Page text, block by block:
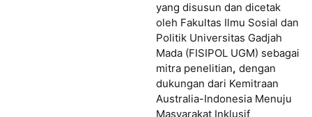
yang disusun dan dicetak
oleh Fakultas Ilmu Sosial dan
Politik Universitas Gadjah
Mada (FISIPOL UGM) sebagai
mitra penelitian, dengan
dukungan dari Kemitraan
Australia-Indonesia Menuju
Masyarakat Inklusif